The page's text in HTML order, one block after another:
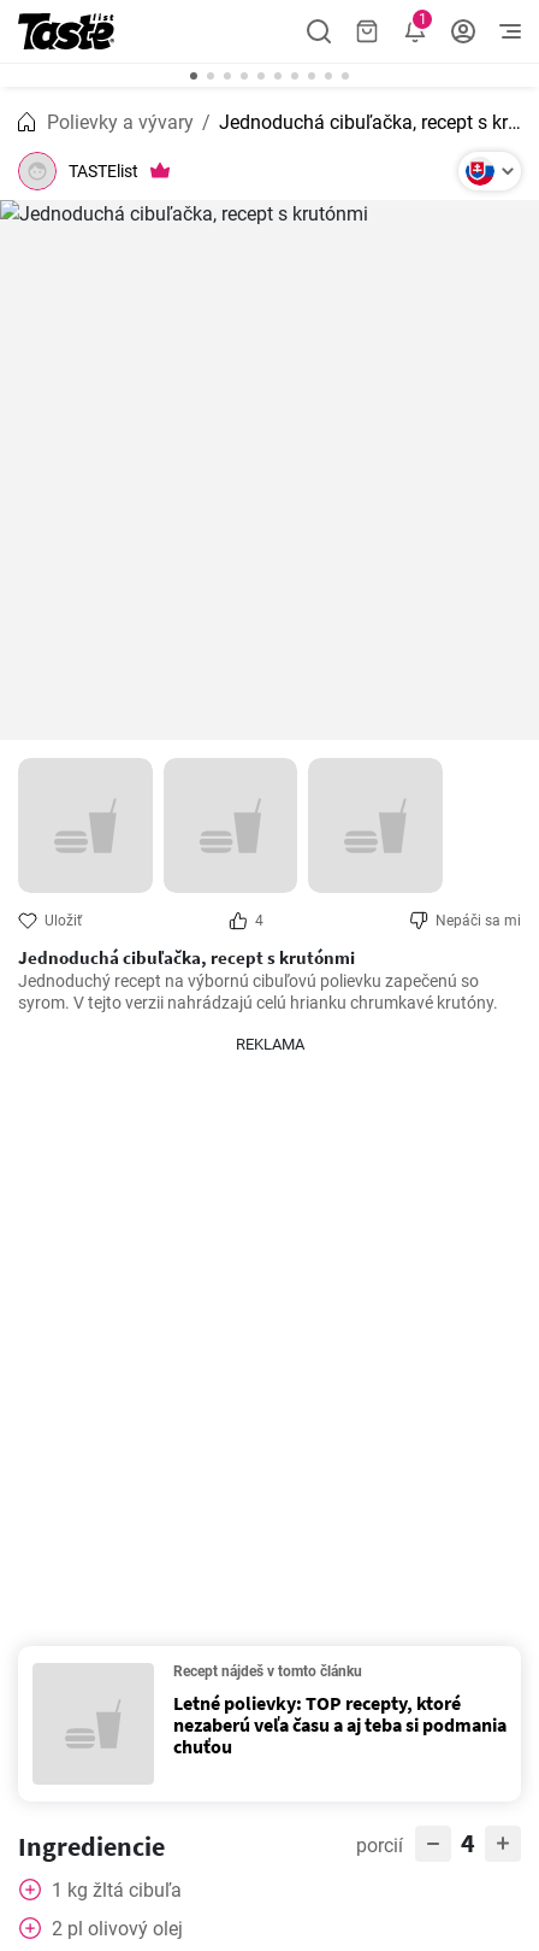
1
Polievky a vývary Jednoduchá cibuľačka, recept s krutónmi
TASTElist
Uložiť 4 Nepáči sa mi
Jednoduchá cibuľačka, recept s krutónmi
Jednoduchý recept na výbornú cibuľovú polievku zapečenú so
syrom. V tejto verzii nahrádzajú celú hrianku chrumkavé krutóny.
REKLAMA
Recept nájdeš v tomto článku
Letné polievky: TOP recepty, ktoré
nezaberú veľa času a aj teba si podmania
chuťou
Ingrediencie porcií 4
1 kg žltá cibuľa
2 pl olivový olej